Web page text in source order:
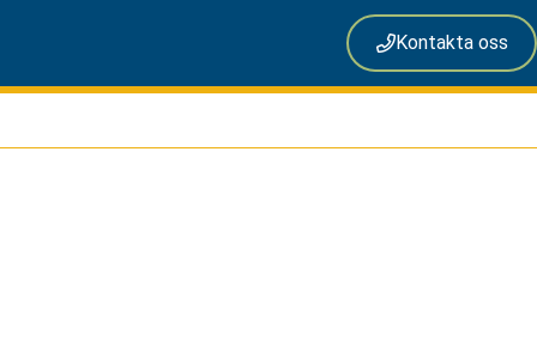
Kontakta oss